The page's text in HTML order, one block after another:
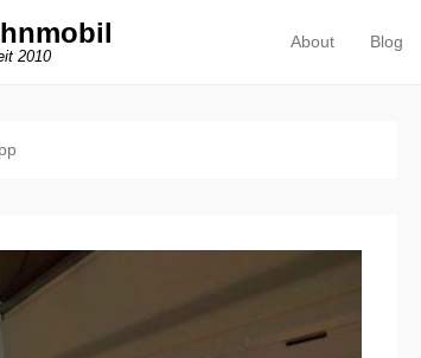
2010
Primäres Menü
Zum Inhalt springen
About Blog